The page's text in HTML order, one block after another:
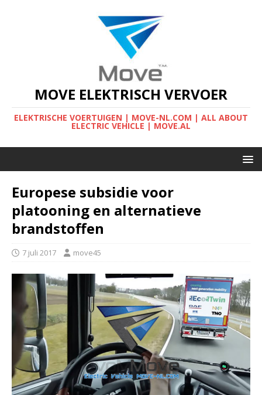
MOVE ELEKTRISCH VERVOER
ELEKTRISCHE VOERTUIGEN | MOVE-NL.COM | ALL ABOUT
ELECTRIC VEHICLE | MOVE.AL
Europese subsidie voor
platooning en alternatieve
brandstoffen
7 juli 2017 move45